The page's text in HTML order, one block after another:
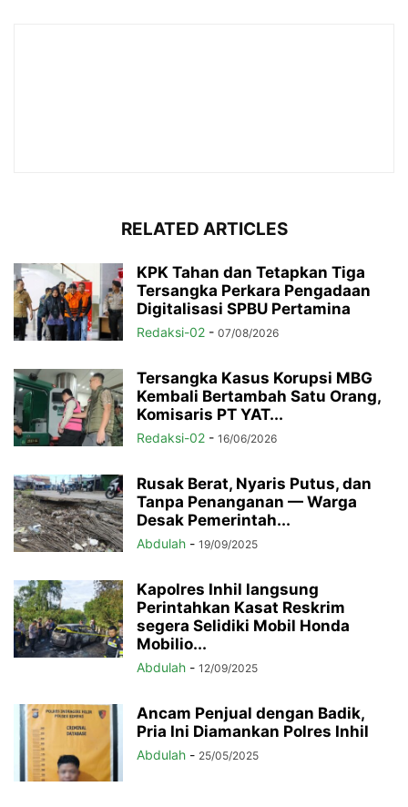
RELATED ARTICLES
KPK Tahan dan Tetapkan Tiga
Tersangka Perkara Pengadaan
Digitalisasi SPBU Pertamina
Redaksi-02 - 07/08/2026
Tersangka Kasus Korupsi MBG
Kembali Bertambah Satu Orang,
Komisaris PT YAT...
Redaksi-02 - 16/06/2026
Rusak Berat, Nyaris Putus, dan
Tanpa Penanganan — Warga
Desak Pemerintah...
Abdulah - 19/09/2025
Kapolres Inhil langsung
Perintahkan Kasat Reskrim
segera Selidiki Mobil Honda
Mobilio...
Abdulah - 12/09/2025
Ancam Penjual dengan Badik,
Pria Ini Diamankan Polres Inhil
Abdulah - 25/05/2025